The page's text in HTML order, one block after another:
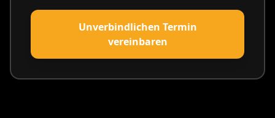
Unverbindlichen Termin
vereinbaren